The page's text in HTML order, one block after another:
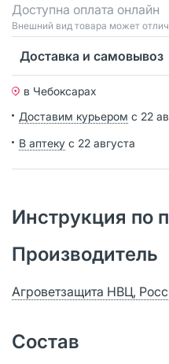
Доступна оплата онлайн
Bнешний вид товара может
Доставка и самовывоз
в Чебоксарах
Доставим курьером с 22
В аптеку с 22 августа
Инструкция по
Производитель
Агроветзащита НВЦ,
Состав